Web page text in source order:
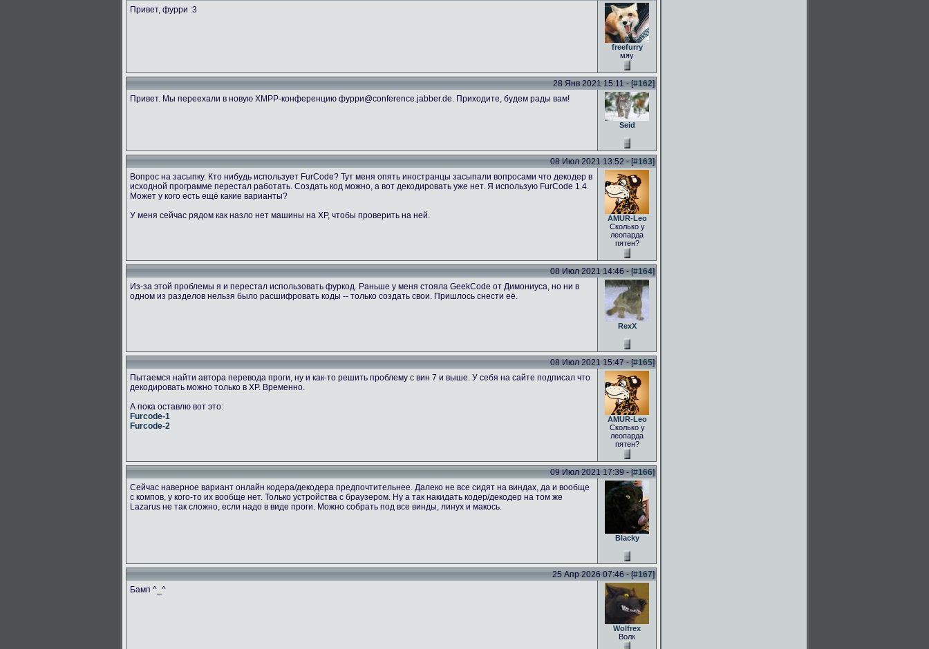
Привет, фурри :3
freefurry
мяу
28 Янв 2021 15:11 - [#162]
Привет. Мы переехали в новую XMPP-конференцию фурри@conference.jabber.de. Приходите, будем рады вам!
Seid
08 Июл 2021 13:52 - [#163]
Вопрос на засыпку. Кто нибудь использует FurCode? Тут меня опять иностранцы засыпали вопросами что декодер в
исходной программе перестал работать. Создать код можно, а вот декодировать уже нет. Я использую FurCode 1.4.
Может у кого есть ещё какие варианты?
У меня сейчас рядом как назло нет машины на ХР, чтобы проверить на ней.
AMUR-Leo
Сколько у
леопарда
пятен?
08 Июл 2021 14:46 - [#164]
Из-за этой проблемы я и перестал использовать фуркод. Раньше у меня стояла GeekCode от Димониуса, но ни в
одном из разделов нельзя было расшифровать коды -- только создать свои. Пришлось снести её.
RexX
08 Июл 2021 15:47 - [#165]
Пытаемся найти автора перевода проги, ну и как-то решить проблему с вин 7 и выше. У себя на сайте подписал что
декодировать можно только в ХР. Временно.
А пока оставлю вот это:
Furcode-1
Furcode-2
AMUR-Leo
Сколько у
леопарда
пятен?
09 Июл 2021 17:39 - [#166]
Сейчас наверное вариант онлайн кодера/декодера предпочтительнее. Далеко не все сидят на виндах, да и вообще
с компов, у кого-то их вообще нет. Только устройства с браузером. Ну а так накидать кодер/декодер на том же
Lazarus не так сложно, если надо в виде проги. Можно собрать под все винды, линух и макось.
Blacky
25 Апр 2026 07:46 - [#167]
Бамп ^_^
Wolfrex
Волк